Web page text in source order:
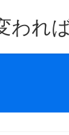
われ